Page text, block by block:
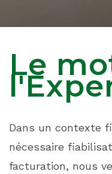
Le
Dans un contexte
nécessaire
facturation, nous